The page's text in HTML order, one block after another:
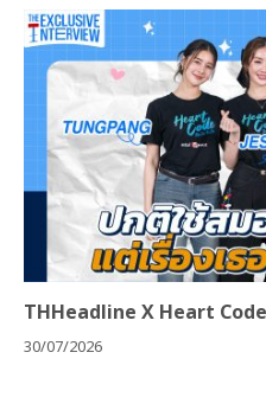
THHeadline X Heart
30/07/2026